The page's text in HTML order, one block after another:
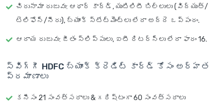
చిరునామా రుజువు: ఆధార్ కార్డ్, యుటిలిటీ బిల్లులు (విద్యుత్/
టెలిఫోన్/నీరు), బ్యాంక్ స్టేట్‌మెంట్‌లు లేదా అద్దె ఒప్పందం.
ఆదాయ రుజువు: జీతం స్లిప్పులు, ఐటీ రిటర్న్‌లు లేదా ఫారం 16.
స్విగ్గీ HDFC బ్యాంక్ క్రెడిట్ కార్డ్ కోసం అర్హత
ప్రమాణాలు
కనీసం 21 సంవత్సరాలు & గరిష్టంగా 60 సంవత్సరాలు